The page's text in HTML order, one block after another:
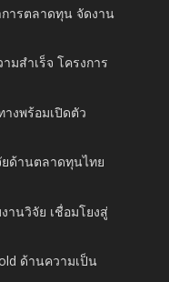
ารตลาดทุน จัดงาน
มสำเร็จ โครงการ
งพร้อมเปิดตัว
ด้านตลาดทุนไทย
านวิจัย เชื่อมโยงสู่
ด้านความเป็น